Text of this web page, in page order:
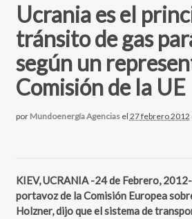
Ucrania es el
tránsito de gas
según un
Comisión de la UE
por Mundoenergía Agencias el 27 febrero 2012
KIEV, UCRANIA -24 de Febrero,
portavoz de la Comisión Europea
Holzner, dijo que el sistema de